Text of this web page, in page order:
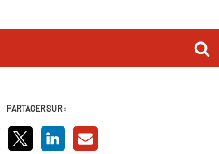
PARTAGER SUR :